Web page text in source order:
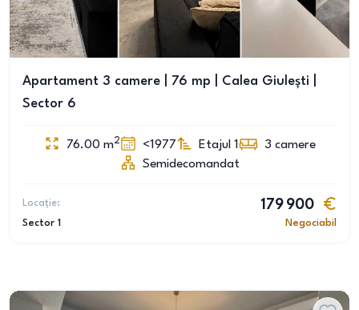
Apartament 3 camere | 76 mp | Calea Giulești |
Sector 6
76.00 m2 <1977 Etajul 1 3 camere
Semidecomandat
Locație:
Sector 1
179 900
Negociabil